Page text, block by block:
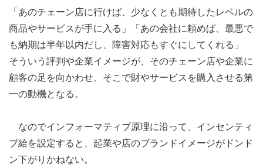
「あのチェーン店に行けば、少なくとも期待したレベルの
商品やサービスが手に入る」「あの会社に頼めば、最悪で
も納期は半年以内だし、障害対応もすぐにしてくれる」
そういう評判や企業イメージが、そのチェーン店や企業に
顧客の足を向かわせ、そこで財やサービスを購入させる第
一の動機となる。
なのでインフォーマティブ原理に沿って、インセンティ
ブ給を設定すると、起業や店のブランドイメージがドンド
ン下がりかねない。